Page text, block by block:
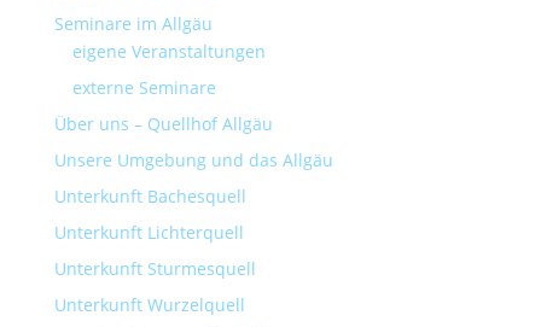
Seminare im Allgäu
eigene Veranstaltungen
externe Seminare
Über uns – Quellhof Allgäu
Unsere Umgebung und das Allgäu
Unterkunft Bachesquell
Unterkunft Lichterquell
Unterkunft Sturmesquell
Unterkunft Wurzelquell